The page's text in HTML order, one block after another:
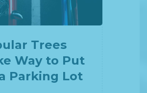
Trees
Way to Put
Parking Lot